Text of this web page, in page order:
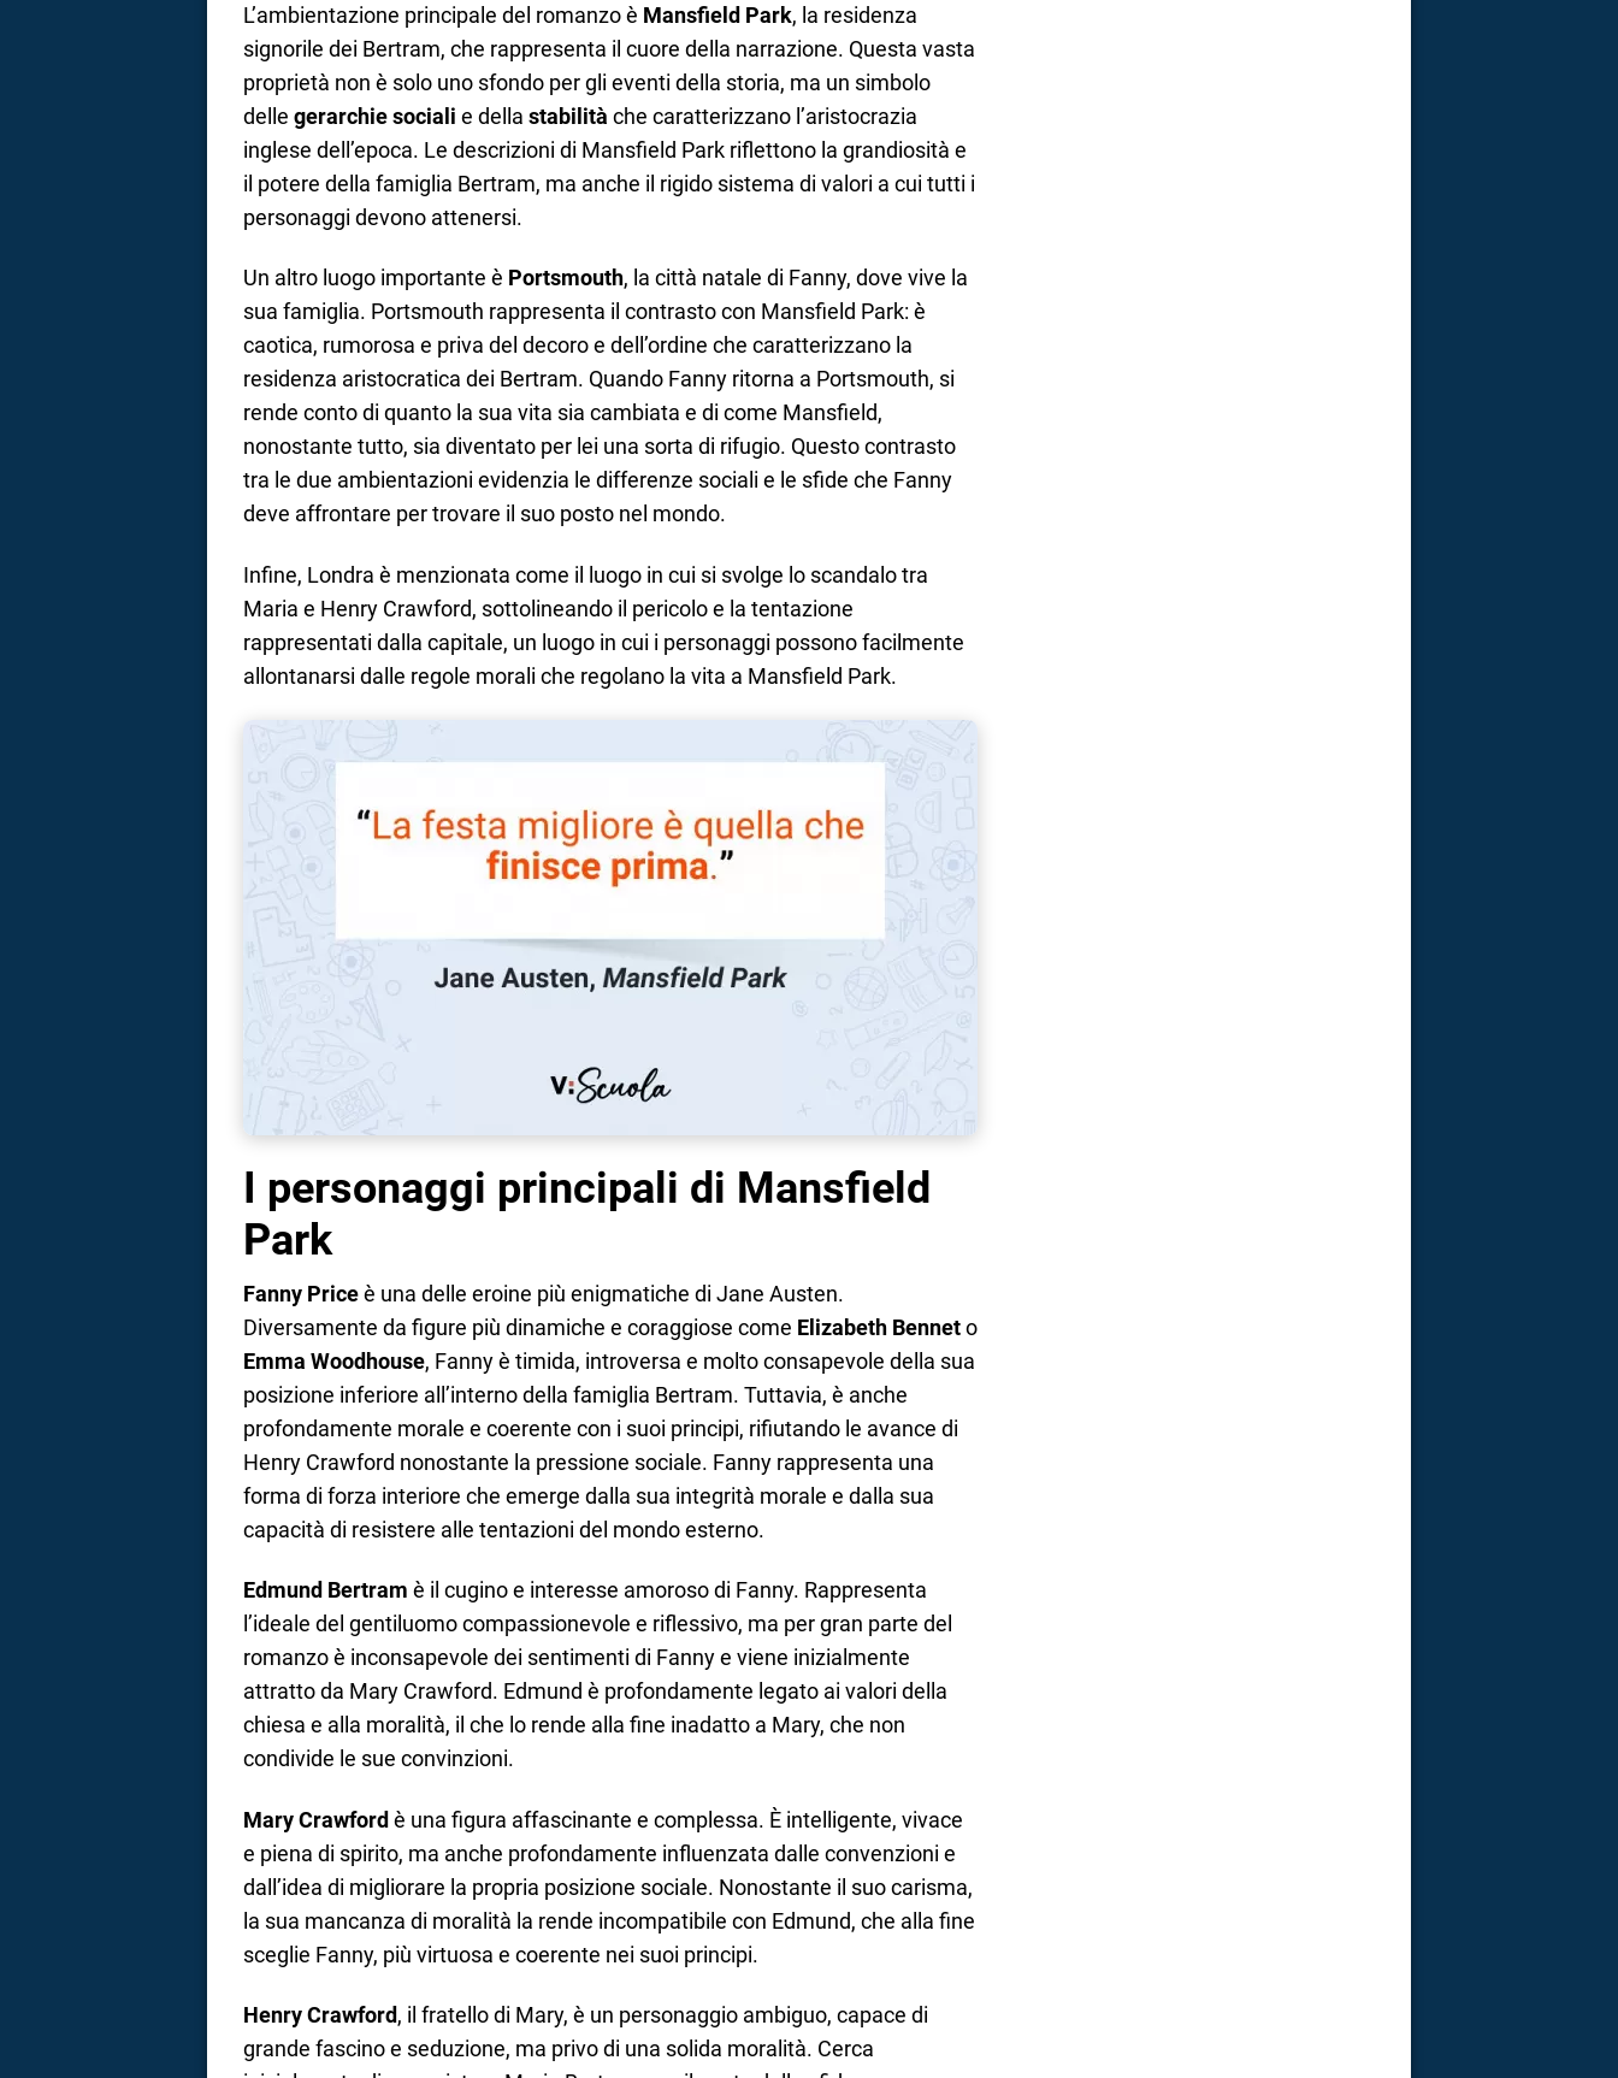
L’ambientazione principale del romanzo è Mansfield Park, la residenza
signorile dei Bertram, che rappresenta il cuore della narrazione. Questa vasta
proprietà non è solo uno sfondo per gli eventi della storia, ma un simbolo
delle gerarchie sociali e della stabilità che caratterizzano l’aristocrazia
inglese dell’epoca. Le descrizioni di Mansfield Park riflettono la grandiosità e
il potere della famiglia Bertram, ma anche il rigido sistema di valori a cui tutti i
personaggi devono attenersi.
Un altro luogo importante è Portsmouth, la città natale di Fanny, dove vive la
sua famiglia. Portsmouth rappresenta il contrasto con Mansfield Park: è
caotica, rumorosa e priva del decoro e dell’ordine che caratterizzano la
residenza aristocratica dei Bertram. Quando Fanny ritorna a Portsmouth, si
rende conto di quanto la sua vita sia cambiata e di come Mansfield,
nonostante tutto, sia diventato per lei una sorta di rifugio. Questo contrasto
tra le due ambientazioni evidenzia le differenze sociali e le sfide che Fanny
deve affrontare per trovare il suo posto nel mondo.
Infine, Londra è menzionata come il luogo in cui si svolge lo scandalo tra
Maria e Henry Crawford, sottolineando il pericolo e la tentazione
rappresentati dalla capitale, un luogo in cui i personaggi possono facilmente
allontanarsi dalle regole morali che regolano la vita a Mansfield Park.
I personaggi principali di Mansfield
Park
Fanny Priceè una delle eroine più enigmatiche di Jane Austen.
Diversamente da figure più dinamiche e coraggiose come Elizabeth Benneto
Emma Woodhouse, Fanny è timida, introversa e molto consapevole della sua
posizione inferiore all’interno della famiglia Bertram. Tuttavia, è anche
profondamente morale e coerente con i suoi principi, rifiutando le avance di
Henry Crawford nonostante la pressione sociale. Fanny rappresenta una
forma di forza interiore che emerge dalla sua integrità morale e dalla sua
capacità di resistere alle tentazioni del mondo esterno.
Edmund Bertram è il cugino e interesse amoroso di Fanny. Rappresenta
l’ideale del gentiluomo compassionevole e riflessivo, ma per gran parte del
romanzo è inconsapevole dei sentimenti di Fanny e viene inizialmente
attratto da Mary Crawford. Edmund è profondamente legato ai valori della
chiesa e alla moralità, il che lo rende alla fine inadatto a Mary, che non
condivide le sue convinzioni.
Mary Crawfordè una figura affascinante e complessa. È intelligente, vivace
e piena di spirito, ma anche profondamente influenzata dalle convenzioni e
dall’idea di migliorare la propria posizione sociale. Nonostante il suo carisma,
la sua mancanza di moralità la rende incompatibile con Edmund, che alla fine
sceglie Fanny, più virtuosa e coerente nei suoi principi.
Henry Crawford, il fratello di Mary, è un personaggio ambiguo, capace di
grande fascino e seduzione, ma privo di una solida moralità. Cerca